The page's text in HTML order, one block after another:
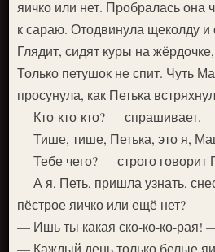
яичко или нет. Пробралась она
к сараю. Отодвинула щеколду и
Глядит, сидят куры на
Только петушок не спит. Чуть
просунула, как Петька
— Кто-кто-кто? — спрашивает.
— Тише, тише, Петька, это я,
— Тебе чего? — строго говорит
— А я, Петь, пришла узнать,
пёстрое яичко или ещё нет?
— Ишь ты какая ско-ко-ко-рая!
— Каждый день только белые